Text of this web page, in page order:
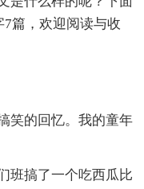
篇，欢迎阅读与收
笑的回忆。我的童年
班搞了一个吃西瓜比